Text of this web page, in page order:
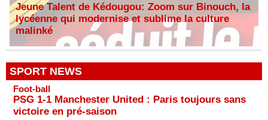
Jeune Talent de Kédougou: Zoom sur Binouch, la
lycéenne qui modernise et sublime la culture
malinké
SPORT NEWS
Foot-ball
PSG 1-1 Manchester United : Paris toujours sans
victoire en pré-saison